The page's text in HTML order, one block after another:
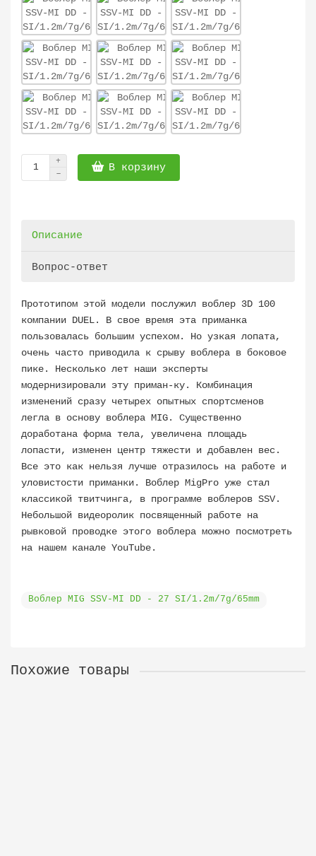
В корзину
Описание
Вопрос-ответ
Прототипом этой модели послужил воблер 3D 100
компании DUEL. В свое время эта приманка
пользовалась большим успехом. Но узкая лопата,
очень часто приводила к срыву воблера в боковое
пике. Несколько лет наши эксперты
модернизировали эту приман-ку. Комбинация
изменений сразу четырех опытных спортсменов
легла в основу воблера MIG. Существенно
доработана форма тела, увеличена площадь
лопасти, изменен центр тяжести и добавлен вес.
Все это как нельзя лучше отразилось на работе и
уловистости приманки. Воблер MigPro уже стал
классикой твитчинга, в программе воблеров SSV.
Небольшой видеоролик посвященный работе на
рывковой проводке этого воблера можно посмотреть
на нашем канале YouTube.
Воблер MIG SSV-MI DD - 27 SI/1.2m/7g/65mm
Похожие товары